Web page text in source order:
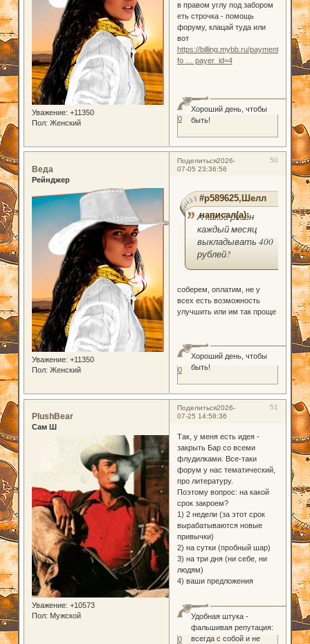
Уважение: +11350
Пол: Женский
в правом углу под забором
еть строчка - помощь
форуму, клацай туда или
вот
https://billing.mybb.ru/payments.php?
fo … payer_id=4
Хороший день, чтобы
быть!
0
Поделиться 50
2026-
07-05 23:36:56
Веда
Рейнджер
Уважение: +11350
Пол: Женский
#p589625,Шелл
написал(а):
А какой резон
каждый месяц
выкладывать 400
рублей?
соберем, оплатим, не у
всех есть возможность
улучшить или им так проще
Хороший день, чтобы
быть!
0
Поделиться 51
2026-
07-25 14:58:36
PlushBear
Сам Ш
Уважение: +10573
Пол: Мужской
Так, у меня есть идея -
закрыть Бар со всеми
флудилками. Все-таки
форум у нас тематический,
про литературу.
Поэтому вопрос: на какой
срок закроем?
1) 2 недели (за этот срок
вырабатываются новые
привычки)
2) на сутки (пробный шар)
3) на три дня (ни себе, ни
людям)
4) ваши предложения
Удобная штука -
фальшивая репутация:
всегда с собой и не
0